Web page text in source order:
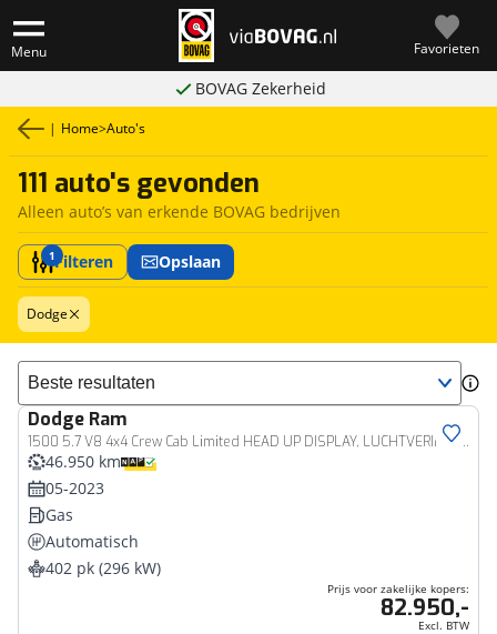
Menu Favorieten
BOVAG Zekerheid
| Home>Auto's
111 auto's gevonden
Alleen auto’s van erkende BOVAG bedrijven
1Filteren Opslaan
Dodge
Sorteer resultaten
Dodge Ram
1500 5.7 V8 4x4 Crew Cab Limited HEAD UP DISPLAY, LUCHTVERING, CAMERA FULL OPTIONS 46DKM EX.BTW
Bedrijfswagen
46.950 km
05-2023
Gas
Automatisch
402 pk (296 kW)
Prijs voor zakelijke kopers:
82.950,-
Excl. BTW